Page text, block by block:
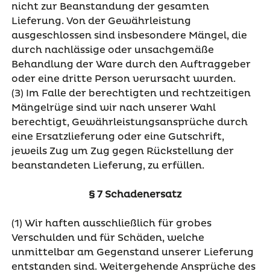
nicht zur Beanstandung der gesamten
Lieferung. Von der Gewährleistung
ausgeschlossen sind insbesondere Mängel, die
durch nachlässige oder unsachgemäße
Behandlung der Ware durch den Auftraggeber
oder eine dritte Person verursacht wurden.
(3) Im Falle der berechtigten und rechtzeitigen
Mängelrüge sind wir nach unserer Wahl
berechtigt, Gewährleistungsansprüche durch
eine Ersatzlieferung oder eine Gutschrift,
jeweils Zug um Zug gegen Rückstellung der
beanstandeten Lieferung, zu erfüllen.
§ 7 Schadenersatz
(1) Wir haften ausschließlich für grobes
Verschulden und für Schäden, welche
unmittelbar am Gegenstand unserer Lieferung
entstanden sind. Weitergehende Ansprüche des